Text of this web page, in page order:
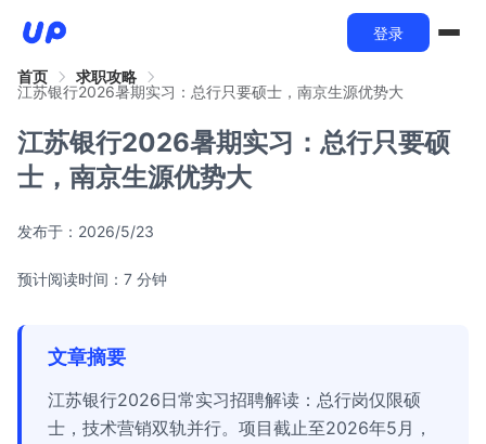
登录
首页
求职攻略
江苏银行2026暑期实习：总行只要硕士，南京生源优势大
江苏银行2026暑期实习：总行只要硕
士，南京生源优势大
发布于： 2026/5/23
预计阅读时间：7 分钟
文章摘要
江苏银行2026日常实习招聘解读：总行岗仅限硕
士，技术营销双轨并行。项目截止至2026年5月，